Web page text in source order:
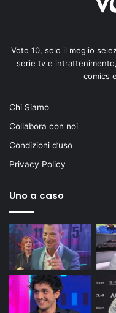
Voto 10, solo il meglio
serie tv e
comics
Chi Siamo
Collabora con noi
Condizioni d’uso
Privacy Policy
Uno a caso